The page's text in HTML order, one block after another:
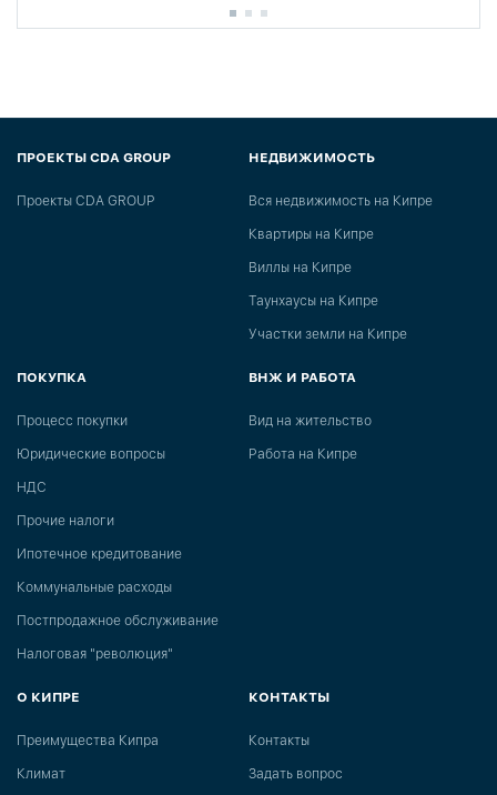
ПРОЕКТЫ CDA GROUP
Проекты CDA GROUP
НЕДВИЖИМОСТЬ
Вся недвижимость на Кипре
Квартиры на Кипре
Виллы на Кипре
Таунхаусы на Кипре
Участки земли на Кипре
ПОКУПКА
Процесс покупки
Юридические вопросы
НДС
Прочие налоги
Ипотечное кредитование
Коммунальные расходы
Постпродажное обслуживание
Налоговая "революция"
ВНЖ И РАБОТА
Вид на жительство
Работа на Кипре
О КИПРЕ
Преимущества Кипра
Климат
КОНТАКТЫ
Контакты
Задать вопрос